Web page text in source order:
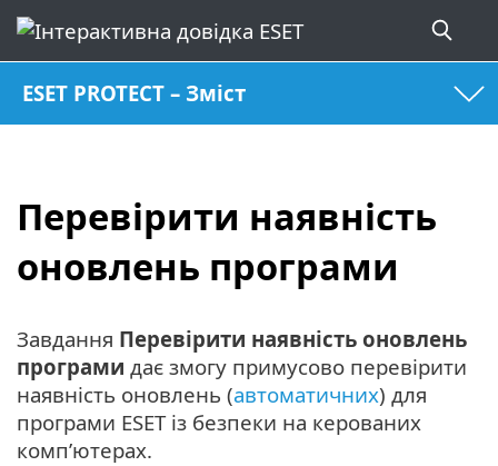
ESET PROTECT – Зміст
Перевірити наявність
оновлень програми
Завдання Перевірити наявність оновлень
програми дає змогу примусово перевірити
наявність оновлень (автоматичних) для
програми ESET із безпеки на керованих
комп’ютерах.